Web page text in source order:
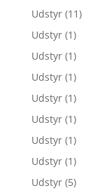
Udstyr (11)
Udstyr (1)
Udstyr (1)
Udstyr (1)
Udstyr (1)
Udstyr (1)
Udstyr (1)
Udstyr (1)
Udstyr (5)